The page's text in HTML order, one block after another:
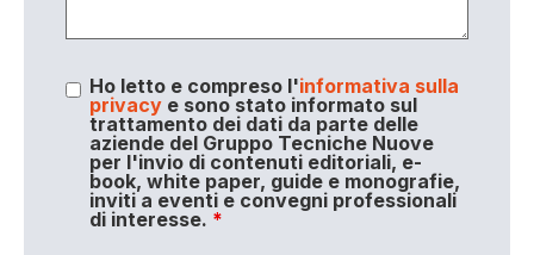
Ho letto e compreso l'informativa sulla
privacye sono stato informato sul
trattamento dei dati da parte delle
aziende del Gruppo Tecniche Nuove
per l'invio di contenuti editoriali, e-
book, white paper, guide e monografie,
inviti a eventi e convegni professionali
di interesse. *